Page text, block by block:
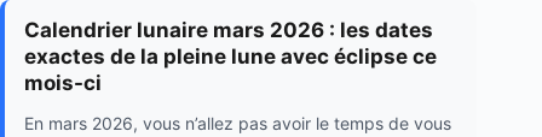
Calendrier lunaire mars 2026 : les dates
exactes de la pleine lune avec éclipse ce
mois-ci
En mars 2026, vous n’allez pas avoir le temps de vous